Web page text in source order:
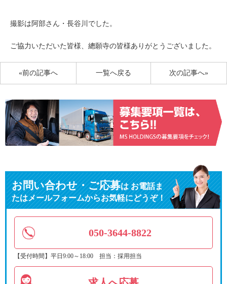
撮影は阿部さん・長谷川でした。
ご協力いただいた皆様、總願寺の皆様ありがとうございました。
«前の記事へ 次の記事へ»
一覧へ戻る
お問い合わせ・ご応募はお電話ま
たはメールフォームからお気軽にどうぞ！
050-3644-8822
【受付時間】平日9:00～18:00 担当：採用担当